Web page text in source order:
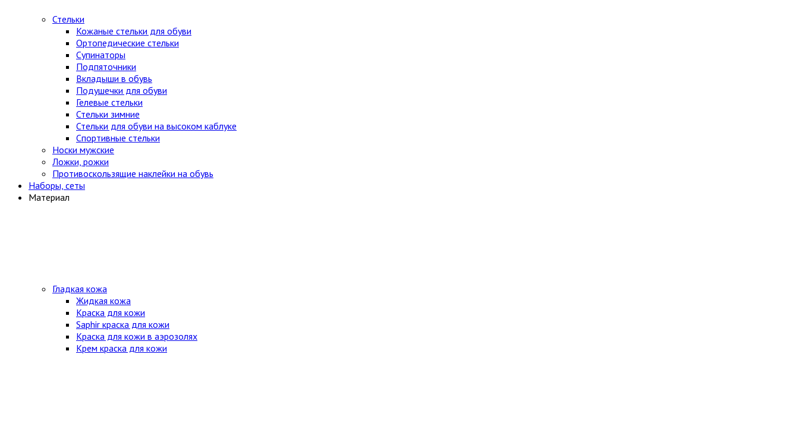
Стельки
Кожаные стельки для обуви
Ортопедические стельки
Супинаторы
Подпяточники
Вкладыши в обувь
Подушечки для обуви
Гелевые стельки
Стельки зимние
Стельки для обуви на высоком каблуке
Спортивные стельки
Носки мужские
Ложки, рожки
Противоскользящие наклейки на обувь
Наборы, сеты
Материал
Гладкая кожа
Жидкая кожа
Краска для кожи
Saphir краска для кожи
Краска для кожи в аэрозолях
Крем краска для кожи